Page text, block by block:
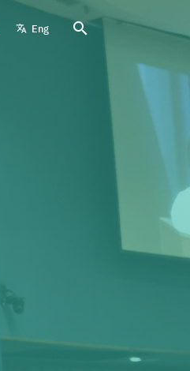
translate Eng search